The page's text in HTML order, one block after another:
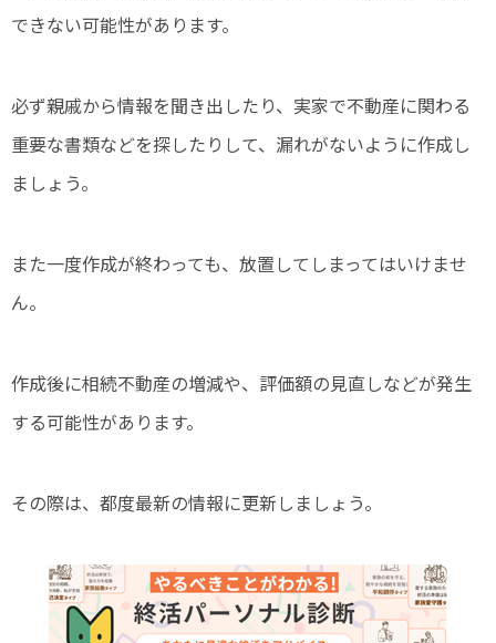
できない可能性があります。
必ず親戚から情報を聞き出したり、実家で不動産に関わる
重要な書類などを探したりして、漏れがないように作成し
ましょう。
また一度作成が終わっても、放置してしまってはいけませ
ん。
作成後に相続不動産の増減や、評価額の見直しなどが発生
する可能性があります。
その際は、都度最新の情報に更新しましょう。